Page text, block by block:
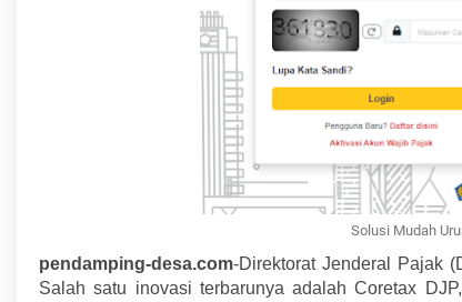
Solusi Mudah
pendamping-desa.com-Direktorat Jenderal Pajak
Salah satu inovasi terbarunya adalah Coretax